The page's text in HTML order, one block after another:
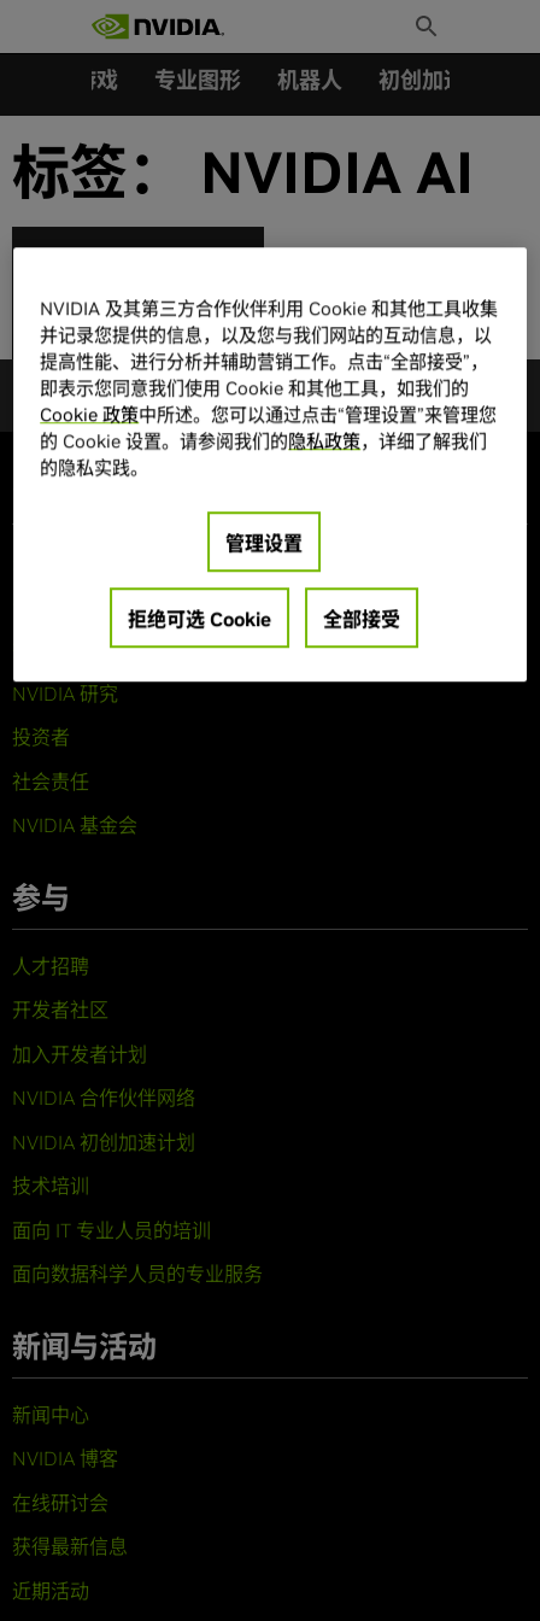
Toggle
Search
游戏 专业图形 机器人 初创加速会员成
标签： NVIDIA AI
音、推荐系统和超大规
模推理领域的发展
NVIDIA 研究
投资者
社会责任
NVIDIA 基金会
参与
人才招聘
开发者社区
加入开发者计划
NVIDIA 合作伙伴网络
NVIDIA 初创加速计划
技术培训
面向 IT 专业人员的培训
面向数据科学人员的专业服务
新闻与活动
新闻中心
NVIDIA 博客
在线研讨会
获得最新信息
近期活动
NVIDIA 及其第三方合作伙伴利用 Cookie 和其他工具收集
并记录您提供的信息，以及您与我们网站的互动信息，以
提高性能、进行分析并辅助营销工作。点击“全部接受”，
即表示您同意我们使用 Cookie 和其他工具，如我们的
Cookie 政策中所述。您可以通过点击“管理设置”来管理您
的 Cookie 设置。请参阅我们的隐私政策，详细了解我们
的隐私实践。
管理设置
拒绝可选 Cookie 全部接受